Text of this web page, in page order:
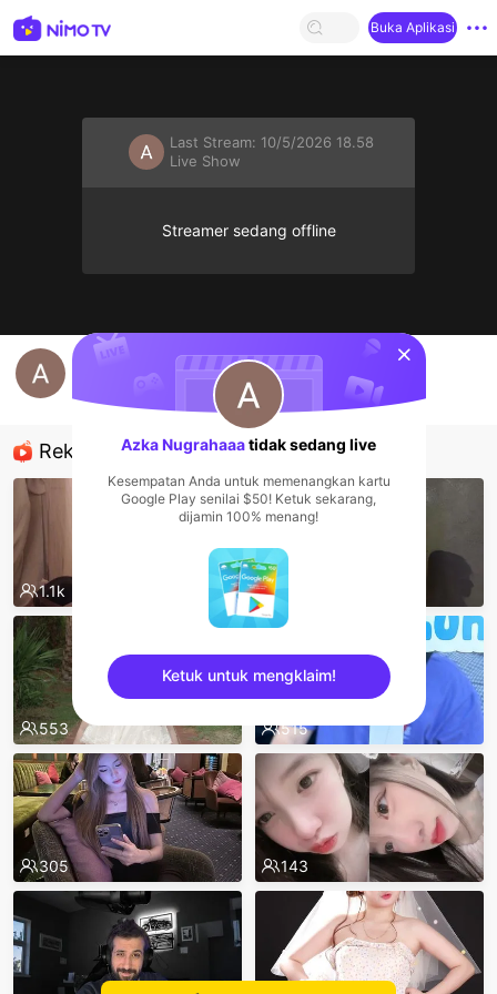
Buka Aplikasi
Last Stream: 10/5/2026 18.58
Live Show
Streamer sedang offline
Azka Nugrahaaa's Live Channel
Azka Nugrahaaa
Live Show
Rekomendasi
1.1k 570
553 515
305 143
sentinelStart
Azka Nugrahaaatidak sedang live
Kesempatan Anda untuk memenangkan kartu
Google Play senilai $50! Ketuk sekarang,
dijamin 100% menang!
Ketuk untuk mengklaim!
sentinelEnd